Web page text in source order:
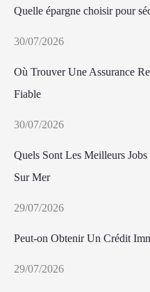
Quelle épargne choisir pour
30/07/2026
Où Trouver Une Assurance
Fiable
30/07/2026
Quels Sont Les Meilleurs
Sur Mer
29/07/2026
Peut-on Obtenir Un Crédit
29/07/2026